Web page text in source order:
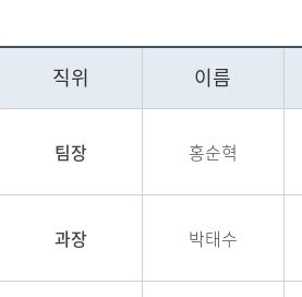
직위 이름
팀장 홍순혁
과장 박태수